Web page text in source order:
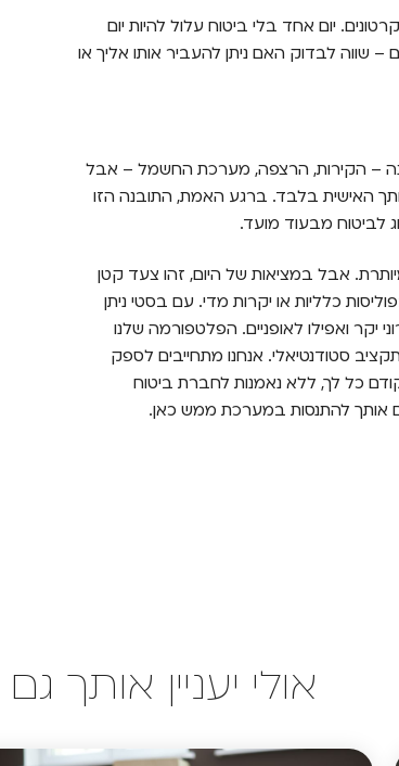
יום אחד בלי ביטוח עלול להיות יום
שווה לבדוק האם ניתן להעביר אותו אליך או
– הקירות, הרצפה, מערכת החשמל – אבל
האישית בלבד. ברגע האמת, התובנה הזו
לביטוח מבעוד מועד.
אבל במציאות של היום, זהו צעד קטן
כלליות או יקרות מדי. עם בסטי ניתן
יקר ואפילו לאופניים. הפלטפורמה שלנו
סטודנטיאלי. אנחנו מתחייבים לספק
כל לך, ללא נאמנות לחברת ביטוח
אותך להתנסות במערכת ממש כאן.
אולי יעניין אותך גם